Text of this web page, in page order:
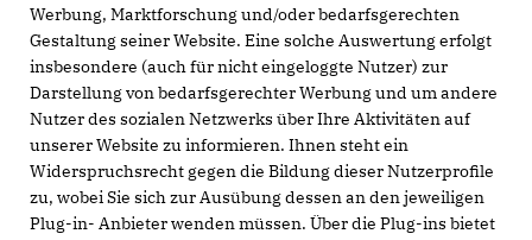
Werbung, Marktforschung und/oder bedarfsgerechten
Gestaltung seiner Website. Eine solche Auswertung erfolgt
insbesondere (auch für nicht eingeloggte Nutzer) zur
Darstellung von bedarfsgerechter Werbung und um andere
Nutzer des sozialen Netzwerks über Ihre Aktivitäten auf
unserer Website zu informieren. Ihnen steht ein
Widerspruchsrecht gegen die Bildung dieser Nutzerprofile
zu, wobei Sie sich zur Ausübung dessen an den jeweiligen
Plug-in- Anbieter wenden müssen. Über die Plug-ins bietet